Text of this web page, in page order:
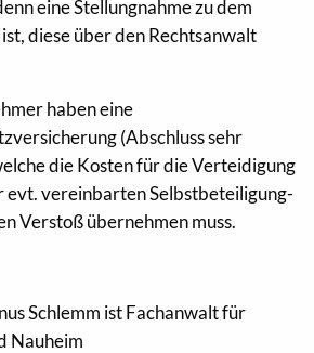
eine Stellungnahme zu dem
diese über den Rechtsanwalt
haben eine
(Abschluss sehr
die Kosten für die Verteidigung
evt. vereinbarten Selbstbeteiligung-
Verstoß übernehmen muss.
Schlemm ist Fachanwalt für
Nauheim